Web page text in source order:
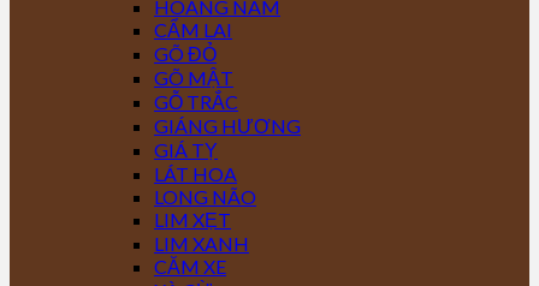
HOÀNG NAM
CẨM LAI
GÕ ĐỎ
GÕ MẬT
GỖ TRẮC
GIÁNG HƯƠNG
GIÁ TỴ
LÁT HOA
LONG NÃO
LIM XẸT
LIM XANH
CĂM XE